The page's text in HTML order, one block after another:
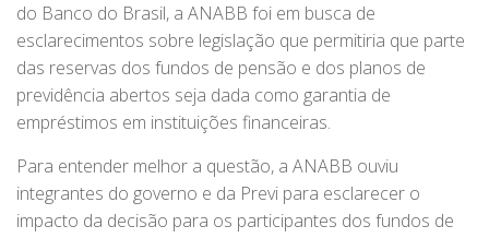
do Banco do Brasil, a ANABB foi em busca de
esclarecimentos sobre legislação que permitiria que parte
das reservas dos fundos de pensão e dos planos de
previdência abertos seja dada como garantia de
empréstimos em instituições financeiras.
Para entender melhor a questão, a ANABB ouviu
integrantes do governo e da Previ para esclarecer o
impacto da decisão para os participantes dos fundos de